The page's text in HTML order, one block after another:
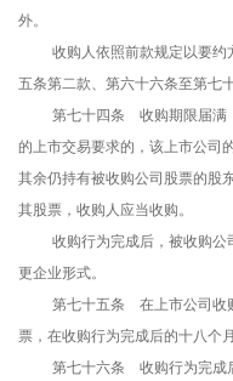
外。
收购人依照前款规定以要
五条第二款、第六十六条至第七
第七十四条 收购期限届满
的上市交易要求的，该上市公司
其余仍持有被收购公司股票的股
其股票，收购人应当收购。
收购行为完成后，被收购
更企业形式。
第七十五条 在上市公司收
票，在收购行为完成后的十八个
第七十六条 收购行为完成